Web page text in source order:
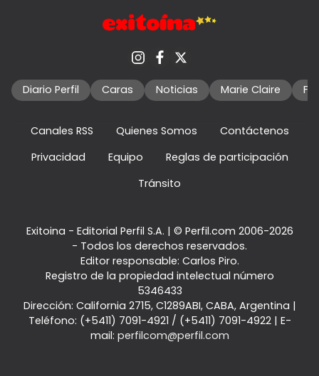
Diario Perfil Caras Noticias Marie Claire
Canales RSS Quienes Somos
Contáctenos
Privacidad
Equipo
Reglas de participación
Tránsito
Exitoina - Editorial Perfil S.A. | © Perfil.com 2006-2026
- Todos los derechos reservados.
Editor responsable: Carlos Piro.
Registro de la propiedad intelectual número
5346433
Dirección: California 2715, C1289ABI, CABA, Argentina |
Teléfono: (+5411) 7091-4921 / (+5411) 7091-4922| E-
mail: perfilcom@perfil.com